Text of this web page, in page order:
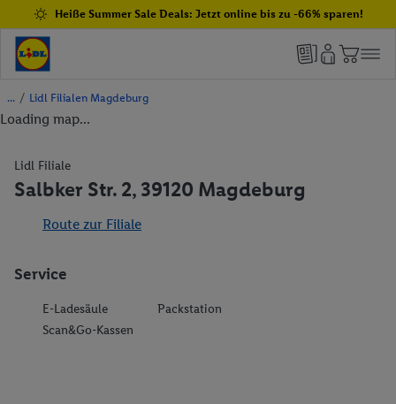
Heiße Summer Sale Deals: Jetzt online bis zu -66% sparen!
/ Lidl Filialen Magdeburg
Loading map...
Lidl Filiale
Salbker Str. 2, 39120 Magdeburg
Route zur Filiale
Service
E-Ladesäule
Packstation
Scan&Go-Kassen